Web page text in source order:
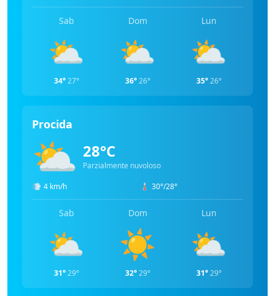
Sab
⛅
34° 27°
Dom
⛅
36° 26°
Lun
⛅
35° 26°
Procida
⛅ 28°C
Parzialmente nuvoloso
💨 4 km/h 🌡️ 30°/28°
Sab
⛅
31° 29°
Dom
☀️
32° 29°
Lun
⛅
31° 29°